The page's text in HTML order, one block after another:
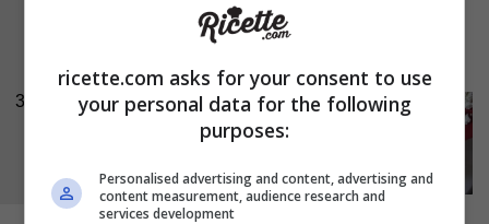
3
, sbriciolatela con le dita e
ricette.com asks for your consent to use
your personal data for the following
purposes:
Personalised advertising and content, advertising and
content measurement, audience research and
services development